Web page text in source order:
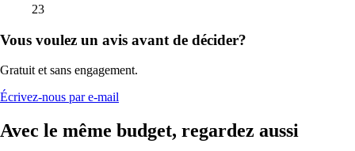
23
Vous voulez un avis avant de décider?
Gratuit et sans engagement.
Écrivez-nous par e-mail
Avec le même budget, regardez aussi